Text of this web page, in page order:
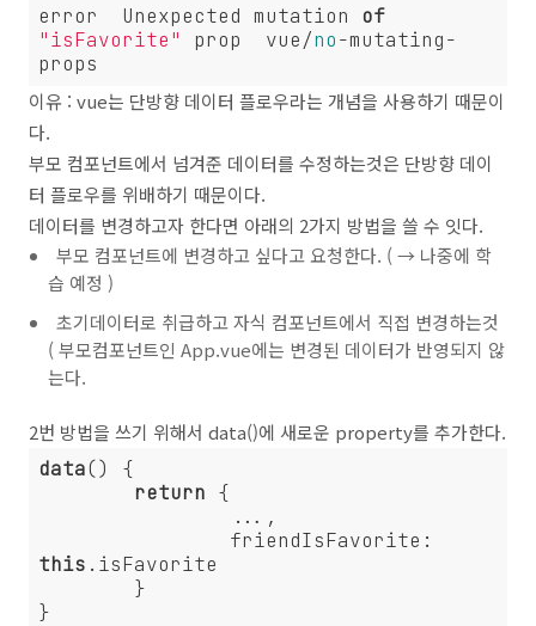
error  Unexpected mutation of
"isFavorite"
prop  vue/no-mutating-
이유 : vue는 단방향 데이터 플로우라는 개념을 사용하기 때문이
다.
부모 컴포넌트에서 넘겨준 데이터를 수정하는것은 단방향 데이
터 플로우를 위배하기 때문이다.
데이터를 변경하고자 한다면 아래의 2가지 방법을 쓸 수 잇다.
부모 컴포넌트에 변경하고 싶다고 요청한다. ( → 나중에 학
습 예정 )
초기데이터로 취급하고 자식 컴포넌트에서 직접 변경하는것
( 부모컴포넌트인 App.vue에는 변경된 데이터가 반영되지 않
는다.
2번 방법을 쓰기 위해서 data()에 새로운 property를 추가한다.
data() {
return {
this .isFavorite